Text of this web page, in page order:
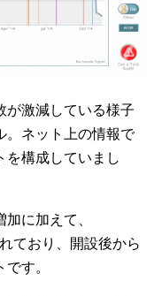
が激減している様子
。ネット上の情報で
を構成していまし
に加えて、
ており、開設後から
す。